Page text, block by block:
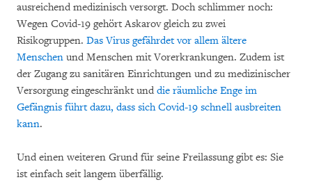
ausreichend medizinisch versorgt. Doch schlimmer noch:
Wegen Covid-19 gehört Askarov gleich zu zwei
Risikogruppen. Das Virus gefährdet vor allem ältere
Menschen und Menschen mit Vorerkrankungen. Zudem ist
der Zugang zu sanitären Einrichtungen und zu medizinischer
Versorgung eingeschränkt und die räumliche Enge im
Gefängnis führt dazu, dass sich Covid-19 schnell ausbreiten
kann.
Und einen weiteren Grund für seine Freilassung gibt es: Sie
ist einfach seit langem überfällig.